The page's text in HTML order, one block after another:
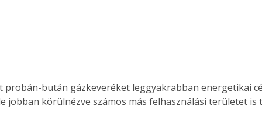
probán-bután gázkeveréket leggyakrabban energetikai
jobban körülnézve számos más felhasználási területet is